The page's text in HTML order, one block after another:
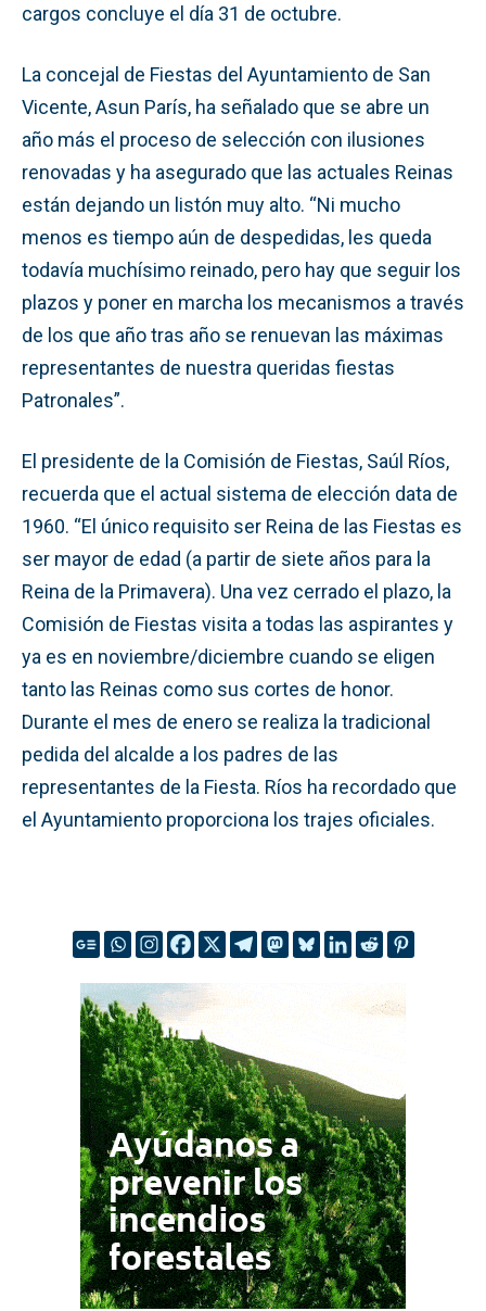
cargos concluye el día 31 de octubre.
La concejal de Fiestas del Ayuntamiento de San
Vicente, Asun París, ha señalado que se abre un
año más el proceso de selección con ilusiones
renovadas y ha asegurado que las actuales Reinas
están dejando un listón muy alto. “Ni mucho
menos es tiempo aún de despedidas, les queda
todavía muchísimo reinado, pero hay que seguir los
plazos y poner en marcha los mecanismos a través
de los que año tras año se renuevan las máximas
representantes de nuestra queridas fiestas
Patronales”.
El presidente de la Comisión de Fiestas, Saúl Ríos,
recuerda que el actual sistema de elección data de
1960. “El único requisito ser Reina de las Fiestas es
ser mayor de edad (a partir de siete años para la
Reina de la Primavera). Una vez cerrado el plazo, la
Comisión de Fiestas visita a todas las aspirantes y
ya es en noviembre/diciembre cuando se eligen
tanto las Reinas como sus cortes de honor.
Durante el mes de enero se realiza la tradicional
pedida del alcalde a los padres de las
representantes de la Fiesta. Ríos ha recordado que
el Ayuntamiento proporciona los trajes oficiales.